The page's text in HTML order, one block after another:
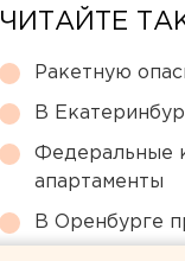
ЧИТАЙТЕ
Ракетную
В
Федеральные
апартаменты
В Оренбурге